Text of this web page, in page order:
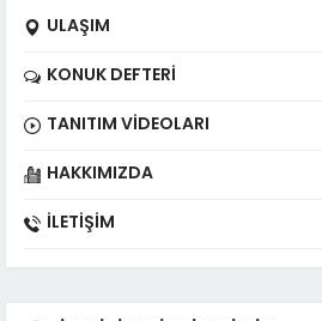
ULAŞIM
KONUK DEFTERI
TANITIM VIDEOLARI
HAKKIMIZDA
İLETIŞIM